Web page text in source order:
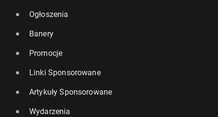
Ogłoszenia
Banery
Promocje
Linki Sponsorowane
Artykuły Sponsorowane
Wydarzenia